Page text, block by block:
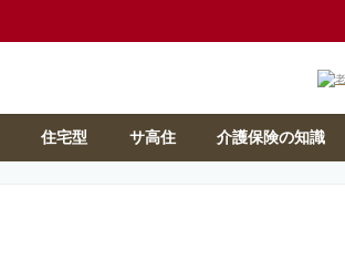
住宅型 サ高住 介護保険の知識